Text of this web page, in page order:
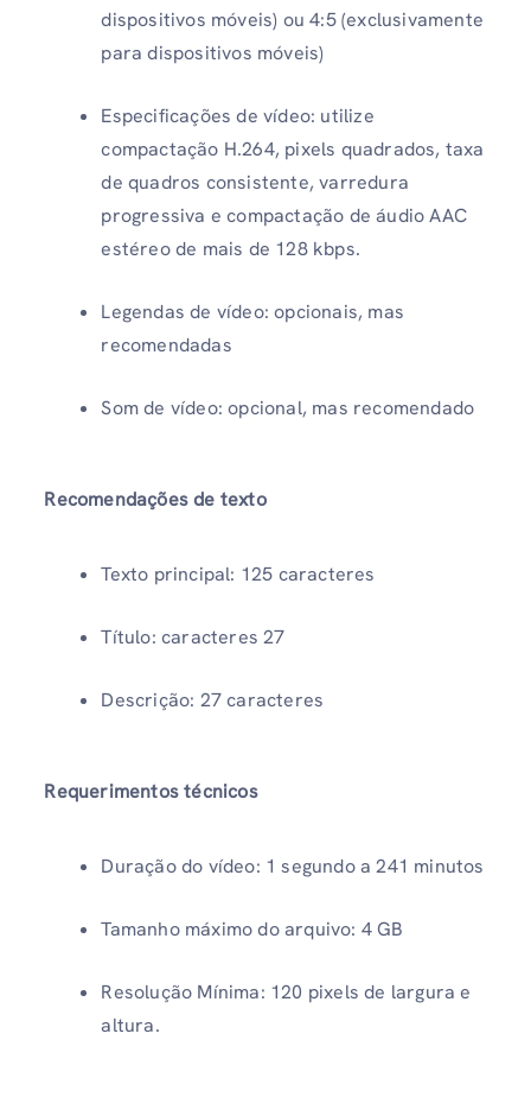
dispositivos móveis) ou 4:5 (exclusivamente
para dispositivos móveis)
Especificações de vídeo: utilize
compactação H.264, pixels quadrados, taxa
de quadros consistente, varredura
progressiva e compactação de áudio AAC
estéreo de mais de 128 kbps.
Legendas de vídeo: opcionais, mas
recomendadas
Som de vídeo: opcional, mas recomendado
Recomendações de texto
Texto principal: 125 caracteres
Título: caracteres 27
Descrição: 27 caracteres
Requerimentos técnicos
Duração do vídeo: 1 segundo a 241 minutos
Tamanho máximo do arquivo: 4 GB
Resolução Mínima: 120 pixels de largura e
altura.